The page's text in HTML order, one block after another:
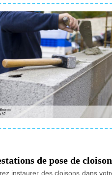
de pose de
instaurer des cloisons dans